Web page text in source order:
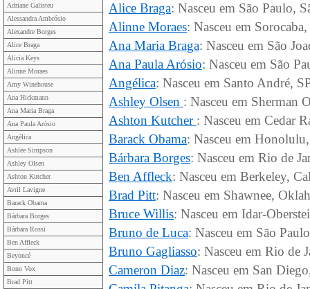
Adriane Galisteu
Alessandra Ambrósio
Alexandre Borges
Alice Braga
Alicia Keys
Alinne Moraes
Amy Winehouse
Ana Hickmann
Ana Maria Braga
Ana Paula Arósio
Angélica
Ashlee Simpson
Ashley Olsen
Ashton Kutcher
Avril Lavigne
Barack Obama
Bárbara Borges
Bárbara Rossi
Ben Affleck
Beyoncé
Bono Vox
Brad Pitt
Alice Braga: Nasceu em São Paulo,
Alinne Moraes: Nasceu em
Ana Maria Braga: Nasceu em São
Ana Paula Arósio: Nasceu em São
Angélica: Nasceu em Santo André,
Ashley Olsen : Nasceu em Sherman
Ashton Kutcher : Nasceu em Cedar
Barack Obama: Nasceu em
Bárbara Borges: Nasceu em Rio de
Ben Affleck: Nasceu em Berkeley,
Brad Pitt: Nasceu em Shawnee,
Bruce Willis: Nasceu em Idar-
Bruno de Luca: Nasceu em São
Bruno Gagliasso: Nasceu em Rio de
Cameron Diaz: Nasceu em San